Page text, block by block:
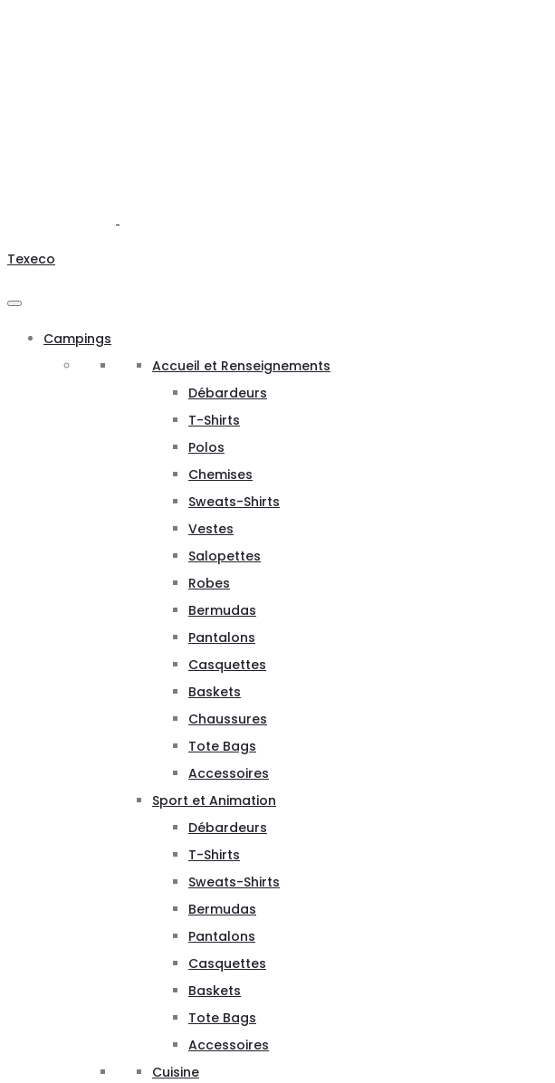
Texeco
Campings
Accueil et Renseignements
Débardeurs
T-Shirts
Polos
Chemises
Sweats-Shirts
Vestes
Salopettes
Robes
Bermudas
Pantalons
Casquettes
Baskets
Chaussures
Tote Bags
Accessoires
Sport et Animation
Débardeurs
T-Shirts
Sweats-Shirts
Bermudas
Pantalons
Casquettes
Baskets
Tote Bags
Accessoires
Cuisine